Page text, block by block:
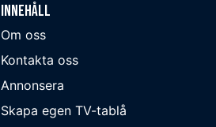
Innehåll
Om oss
Kontakta oss
Annonsera
Skapa egen TV-tablå